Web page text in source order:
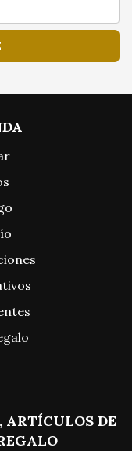
ARTÍCULOS DE